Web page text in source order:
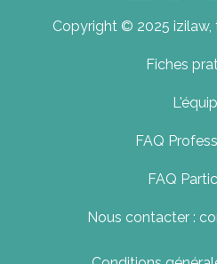
Copyright © 2025 izilaw,
Fiches
FAQ
FAQ
Nous contacter :